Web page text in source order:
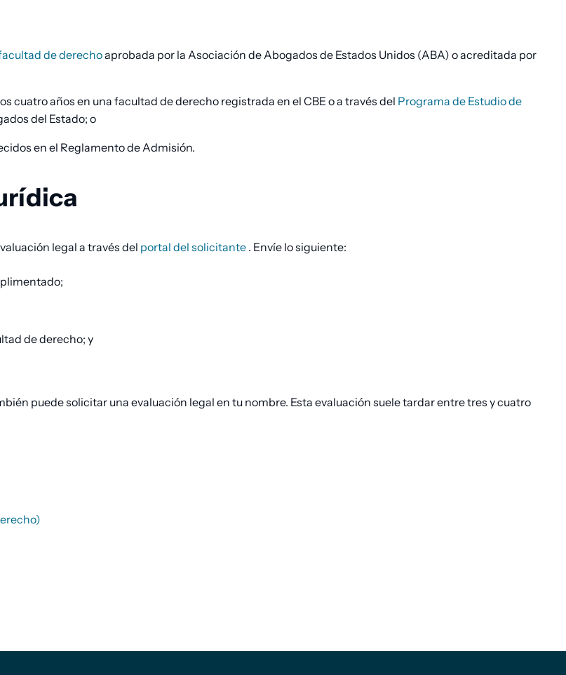
de derechoaprobada por la Asociación de Abogados de Estados Unidos (ABA) o acreditada por
cuatro años en una facultad de derecho registrada en el CBE o a través del Programa de Estudio de
del Estado; o
en el Reglamento de Admisión.
legal a través del portal del solicitante . Envíe lo siguiente:
de derecho; y
puede solicitar una evaluación legal en tu nombre. Esta evaluación suele tardar entre tres y cuatro
Pie de
Pie de